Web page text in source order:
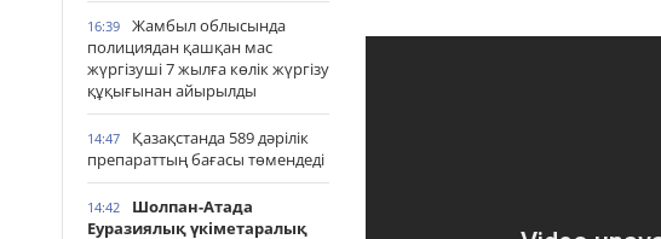
16:39
Жамбыл облысында
полициядан қашқан мас
жүргізуші 7 жылға көлік жүргізу
құқығынан айырылды
14:47
Қазақстанда 589 дәрілік
препараттың бағасы төмендеді
14:42
Шолпан-Атада
Еуразиялық үкіметаралық